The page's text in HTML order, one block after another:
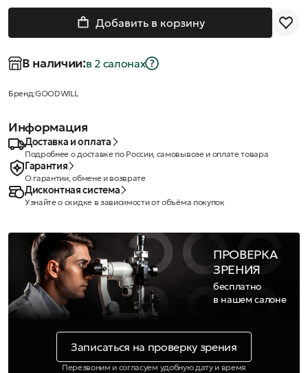
Добавить в корзину
В наличии:в 2 салонах
Бренд:GOODWILL
Информация
Доставка и оплата
Подробнее о доставке по России, самовывозе и оплате товара
Гарантия
О гарантии, обмене и возврате
Дисконтная система
Узнайте о скидке в зависимости от объёма покупок
ПРОВЕРКА
ЗРЕНИЯ
бесплатно
в нашем салоне
Записаться на проверку зрения
Перезвоним и согласуем удобную дату и время